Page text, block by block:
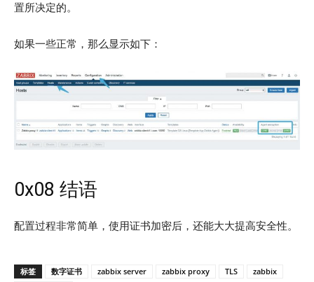
置所决定的。
如果一些正常，那么显示如下：
0x08 结语
配置过程非常简单，使用证书加密后，还能大大提高安全性。
标签 数字证书 zabbix server zabbix proxy TLS
zabbix